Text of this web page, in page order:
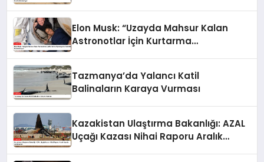
Elon Musk: “Uzayda Mahsur Kalan
Astronotlar İçin Kurtarma
Tazmanya’da Yalancı Katil
Balinaların Karaya Vurması
Kazakistan Ulaştırma Bakanlığı: AZAL
Uçağı Kazası Nihai Raporu Aralık